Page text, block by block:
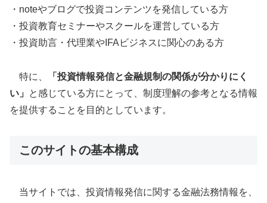
・noteやブログで投資コンテンツを発信している方
・投資教育セミナーやスクールを運営している方
・投資助言・代理業やIFAビジネスに関心のある方
特に、
「投資情報発信と金融規制の関係が分かりにく
い」
と感じている方にとって、制度理解の参考となる情報
を提供することを目的としています。
このサイトの基本構成
当サイトでは、投資情報発信に関する金融法務情報を、